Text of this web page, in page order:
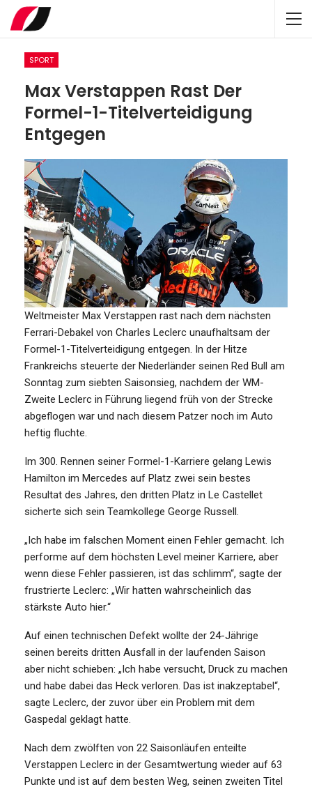
SPORT
Max Verstappen Rast Der
Formel-1-Titelverteidigung
Entgegen
Weltmeister Max Verstappen rast nach dem nächsten
Ferrari-Debakel von Charles Leclerc unaufhaltsam der
Formel-1-Titelverteidigung entgegen. In der Hitze
Frankreichs steuerte der Niederländer seinen Red Bull am
Sonntag zum siebten Saisonsieg, nachdem der WM-
Zweite Leclerc in Führung liegend früh von der Strecke
abgeflogen war und nach diesem Patzer noch im Auto
heftig fluchte.
Im 300. Rennen seiner Formel-1-Karriere gelang Lewis
Hamilton im Mercedes auf Platz zwei sein bestes
Resultat des Jahres, den dritten Platz in Le Castellet
sicherte sich sein Teamkollege George Russell.
„Ich habe im falschen Moment einen Fehler gemacht. Ich
performe auf dem höchsten Level meiner Karriere, aber
wenn diese Fehler passieren, ist das schlimm“, sagte der
frustrierte Leclerc: „Wir hatten wahrscheinlich das
stärkste Auto hier.“
Auf einen technischen Defekt wollte der 24-Jährige
seinen bereits dritten Ausfall in der laufenden Saison
aber nicht schieben: „Ich habe versucht, Druck zu machen
und habe dabei das Heck verloren. Das ist inakzeptabel“,
sagte Leclerc, der zuvor über ein Problem mit dem
Gaspedal geklagt hatte.
Nach dem zwölften von 22 Saisonläufen enteilte
Verstappen Leclerc in der Gesamtwertung wieder auf 63
Punkte und ist auf dem besten Weg, seinen zweiten Titel